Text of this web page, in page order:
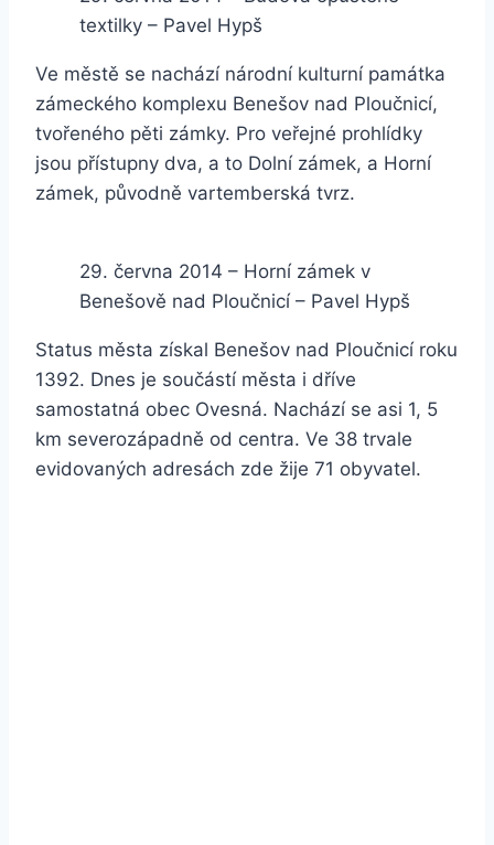
textilky – Pavel Hypš
Ve městě se nachází národní kulturní památka
zámeckého komplexu Benešov nad Ploučnicí,
tvořeného pěti zámky. Pro veřejné prohlídky
jsou přístupny dva, a to Dolní zámek, a Horní
zámek, původně vartemberská tvrz.
29. června 2014 – Horní zámek v
Benešově nad Ploučnicí – Pavel Hypš
Status města získal Benešov nad Ploučnicí roku
1392. Dnes je součástí města i dříve
samostatná obec Ovesná. Nachází se asi 1, 5
km severozápadně od centra. Ve 38 trvale
evidovaných adresách zde žije 71 obyvatel.